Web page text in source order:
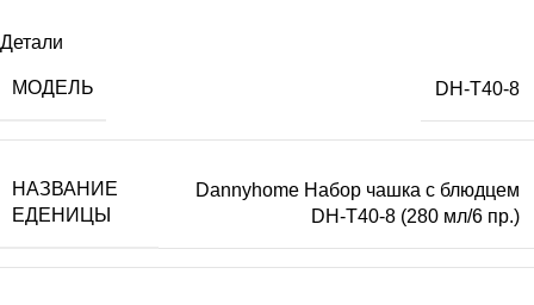
Детали
МОДЕЛЬ DH-T40-8
НАЗВАНИЕ
ЕДЕНИЦЫ
Dannyhome Набор чашка с блюдцем
DH-T40-8 (280 мл/6 пр.)